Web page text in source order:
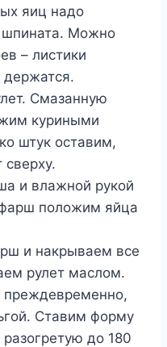
яиц надо
шпината. Можно
– листики
Смазанную
куриными
штук оставим,
сверху.
и влажной рукой
положим яйца
и накрываем все
рулет маслом.
преждевременно,
Ставим форму
до 180